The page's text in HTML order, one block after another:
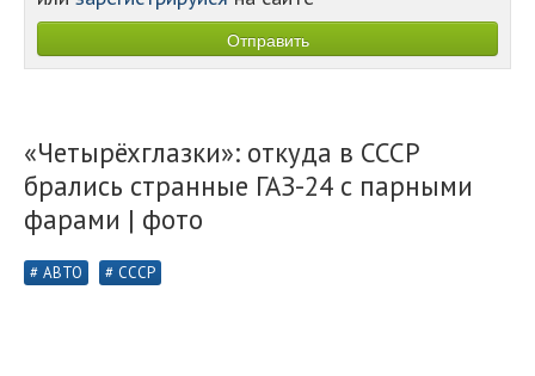
«Четырёхглазки»: откуда в СССР
брались странные ГАЗ-24 с парными
фарами | фото
АВТО СССР